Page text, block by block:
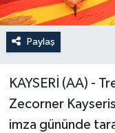
Paylaş
KAYSERİ (AA) -
Zecorner
imza gününde
GÜNCEL
SPOR
YAŞAM
Yerel